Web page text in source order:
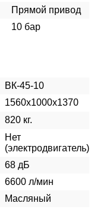
Прямой привод
10 бар
ВК-45-10
1560х1000х1370
820 кг.
Нет
(электродвигатель)
68 дБ
6600 л/мин
Масляный